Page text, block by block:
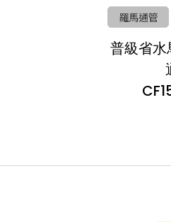
羅馬通管
普級省